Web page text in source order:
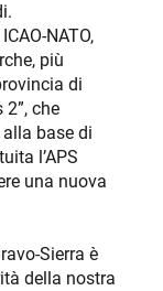
NATO,
più
di
che
base di
l’APS
una nuova
Sierra è
della nostra